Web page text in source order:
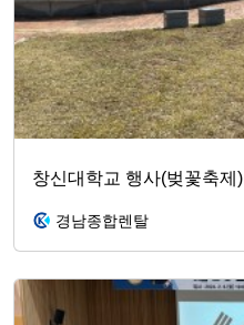
창신대학교 행사(벚꽃축제)
경남종합렌탈